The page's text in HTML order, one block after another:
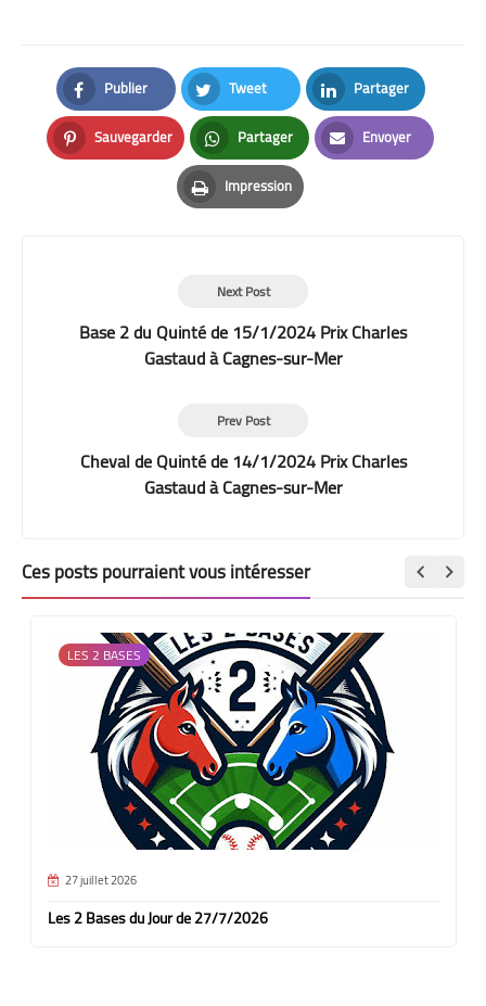
Publier
Facebook
Tweet
Twitter
Partager
LinkedIn
Sauvegarder
Pinterest
Partager
Whatsapp
Envoyer
Email
Impression
Print
Next Post
Base 2 du Quinté de 15/1/2024 Prix Charles
Gastaud à Cagnes-sur-Mer
Prev Post
Cheval de Quinté de 14/1/2024 Prix Charles
Gastaud à Cagnes-sur-Mer
Ces posts pourraient vous intéresser
LES 2 BASES
27 juillet 2026
Les 2 Bases du Jour de 27/7/2026